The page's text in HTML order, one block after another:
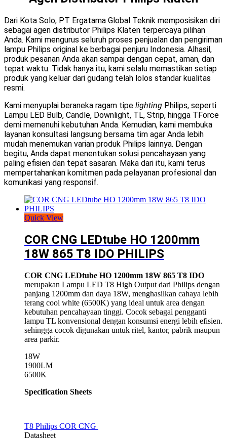
Dari Kota Solo, PT Ergatama Global Teknik memposisikan diri
sebagai agen distributor Philips Klaten terpercaya pilihan
Anda. Kami mengurus seluruh proses penjualan dan pengiriman
lampu Philips original ke berbagai penjuru Indonesia. Alhasil,
produk pesanan Anda akan sampai dengan cepat, aman, dan
tepat waktu. Tidak hanya itu, kami selalu memastikan setiap
produk yang keluar dari gudang telah lolos standar kualitas
resmi.
Kami menyuplai beraneka ragam tipe lighting Philips, seperti
Lampu LED Bulb, Candle, Downlight, TL, Strip, hingga TForce
demi memenuhi kebutuhan Anda. Kemudian, kami membuka
layanan konsultasi langsung bersama tim agar Anda lebih
mudah menemukan varian produk Philips lainnya. Dengan
begitu, Anda dapat menentukan solusi pencahayaan yang
paling efisien dan tepat sasaran. Maka dari itu, kami terus
mempertahankan komitmen pada pelayanan profesional dan
komunikasi yang responsif.
Quick View
COR CNG LEDtube HO 1200mm
18W 865 T8 IDO PHILIPS
COR CNG LEDtube HO 1200mm 18W 865 T8 IDO
merupakan Lampu LED T8 High Output dari Philips dengan
panjang 1200mm dan daya 18W, menghasilkan cahaya lebih
terang cool white (6500K) yang ideal untuk area dengan
kebutuhan pencahayaan tinggi. Cocok sebagai pengganti
lampu TL konvensional dengan konsumsi energi lebih efisien.
sehingga cocok digunakan untuk ritel, kantor, pabrik maupun
area parkir.
18W
1900LM
6500K
Specification Sheets
T8 Philips COR CNG
Datasheet